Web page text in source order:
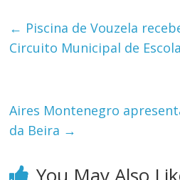
← Piscina de Vouzela
Circuito Municipal de
Aires Montenegro
da Beira →